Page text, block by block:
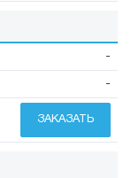
-
-
ЗАКАЗАТЬ